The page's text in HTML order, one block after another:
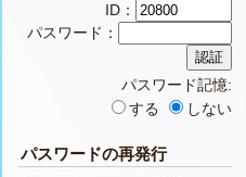
ID：
パスワード：
パスワード記憶:
する
しない
パスワードの再発行